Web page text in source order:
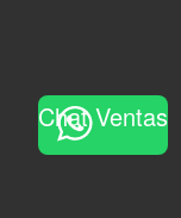
Chat Ventas